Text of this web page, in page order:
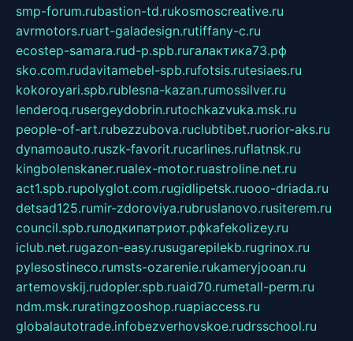
smp-forum.rubastion-td.rukosmoscreative.ru
avrmotors.ruart-galadesign.rutiffany-c.ru
ecostep-samara.rud-p.spb.ruгалактика73.рф
sko.com.rudavitamebel-spb.rufotsis.rutesiaes.ru
kokoroyari.spb.rublesna-kazan.rumossilver.ru
lenderoq.rusergeydobrin.rutochkazvuka.msk.ru
people-of-art.rubezzubova.ruclubtibet.ruorior-aks.ru
dynamoauto.ruszk-favorit.rucarlines.ruflatnsk.ru
kingbolenskaner.rualex-motor.ruastroline.net.ru
act1.spb.rupolyglot.com.rugidlipetsk.ruooo-driada.ru
detsad125.rumir-zdoroviya.rubruslanovo.rusiterem.ru
council.spb.ruлодкипатриот.рфkafekolizey.ru
iclub.net.rugazon-easy.rusugarepilekb.rugrinox.ru
pylesostineco.rumsts-ozarenie.rukameryjooan.ru
artemovskij.rudopler.spb.ruaid70.rumetall-perm.ru
ndm.msk.ruratingzooshop.ruapiaccess.ru
globalautotrade.infobezverhovskoe.rudrsschool.ru